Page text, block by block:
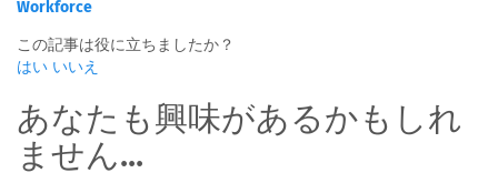
Workforce
この記事は役に立ちましたか？
はい いいえ
あなたも興味があるかもしれ
ません...